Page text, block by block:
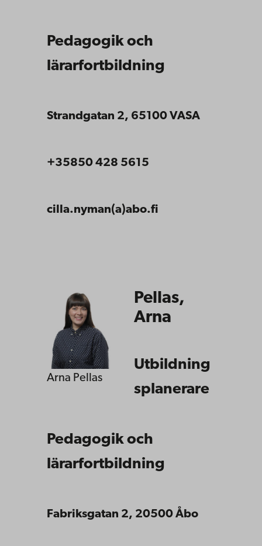
Pedagogik och
lärarfortbildning
Strandgatan 2, 65100 VASA
+35850 428 5615
cilla.nyman(a)abo.fi
Arna Pellas
Pellas,
Arna
Utbildning
splanerare
Pedagogik och
lärarfortbildning
Fabriksgatan 2, 20500 Åbo